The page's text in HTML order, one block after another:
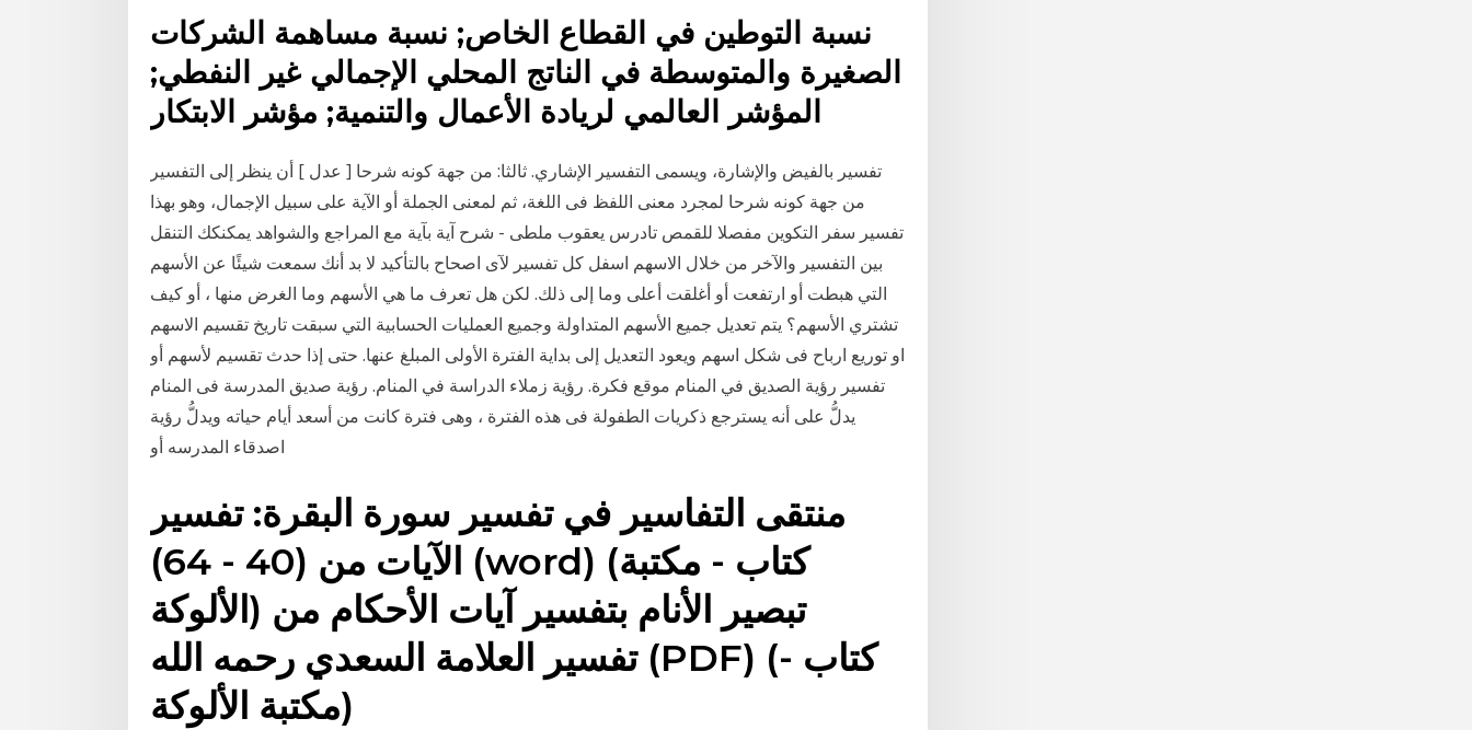
نسبة التوطين في القطاع الخاص; نسبة مساهمة الشركات
الصغيرة والمتوسطة في الناتج المحلي الإجمالي غير النفطي;
تفسير بالفيض والإشارة، ويسمى التفسير الإشاري. ثالثا: من جهة كونه شرحا [ عدل ] أن ينظر إلى التفسير
من جهة كونه شرحا لمجرد معنى اللفظ فى اللغة، ثم لمعنى الجملة أو الآية على سبيل الإجمال، وهو بهذا
تفسير سفر التكوين مفصلا للقمص تادرس يعقوب ملطى - شرح آية بآية مع المراجع والشواهد يمكنكك التنقل
بين التفسير والآخر من خلال الاسهم اسفل كل تفسير لآى اصحاح بالتأكيد لا بد أنك سمعت شيئًا عن الأسهم
التي هبطت أو ارتفعت أو أغلقت أعلى وما إلى ذلك. لكن هل تعرف ما هي الأسهم وما الغرض منها ، أو كيف
تشتري الأسهم؟ يتم تعديل جميع الأسهم المتداولة وجميع العمليات الحسابية التي سبقت تاريخ تقسيم الاسهم
او توريع ارباح فى شكل اسهم ويعود التعديل إلى بداية الفترة الأولى المبلغ عنها. حتى إذا حدث تقسيم لأسهم أو
تفسير رؤية الصديق في المنام موقع فكرة. رؤية زملاء الدراسة في المنام. رؤية صديق المدرسة فى المنام
يدلُّ على أنه يسترجع ذكريات الطفولة فى هذه الفترة ، وهى فترة كانت من أسعد أيام حياته ويدلُّ رؤية
اصدقاء المدرسه أو
منتقى التفاسير في تفسير سورة البقرة: تفسير
الآيات من (40 - 64) (word) (كتاب - مكتبة
الألوكة) تبصير الأنام بتفسير آيات الأحكام من
تفسير العلامة السعدي رحمه الله (PDF) (كتاب -
مكتبة الألوكة)